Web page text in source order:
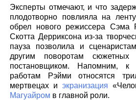
Эксперты отмечают, и что
плодотворно повлияла на
обрел нового режиссера Сэма
Скотта Дерриксона из-за
пауза позволила и
другим поворотам сюжетных
постановщиком. Напомним, к
работам Рэйми относятся
мертвецах и экранизация
Магуайром в главной роли.